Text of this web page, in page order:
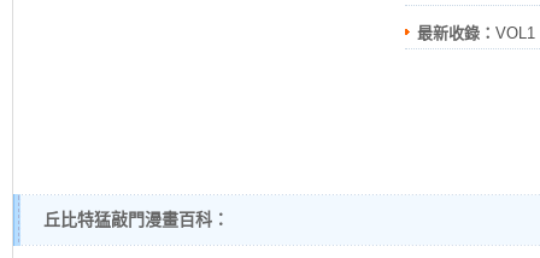
最新收錄： VOL1
丘比特猛敲門漫畫百科：